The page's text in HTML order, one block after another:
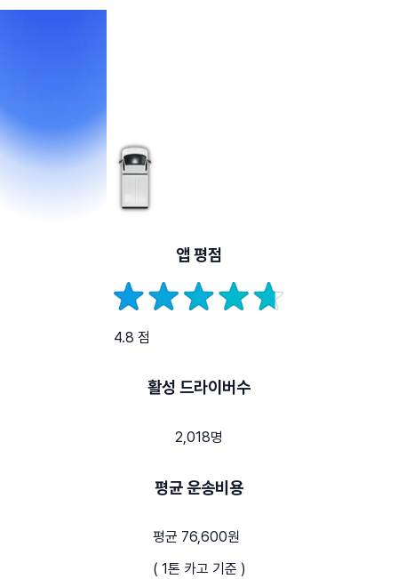
앱 평점
4.8 점
활성 드라이버수
2,018명
평균 운송비용
평균 76,600원
( 1톤 카고 기준 )